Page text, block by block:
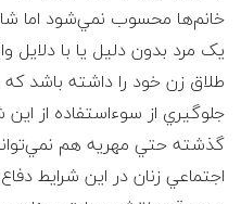
خانم‌ها محسوب نمي‌شود اما
يک مرد بدون دليل يا با
طلاق زن خود را داشته باشد
جلوگيري از سوء‌استفاده از اين
گذشته حتي مهريه هم
اجتماعي زنان در اين شرايط